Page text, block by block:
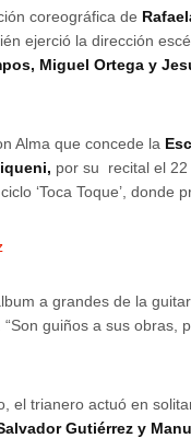
coreográfica de
ejerció la dirección
Miguel Ortega y
Alma que concede la
por su recital el
‘Toca Toque’, donde
a grandes de la
guiños a sus obras,
el trianero actuó en
Gutiérrez y